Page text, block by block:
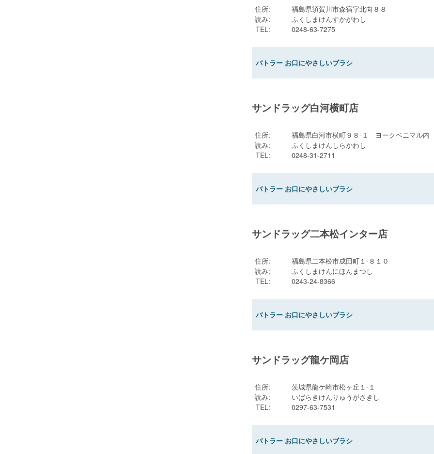
住所:
福島県須賀川市森宿字北向８８
読み:
ふくしまけんすかがわし
TEL: 0248-63-7275
バトラー お口にやさしいブラシ
サンドラッグ白河横町店
住所:
福島県白河市横町９８-１ ヨークベニマル内
読み:
ふくしまけんしらかわし
TEL: 0248-31-2711
バトラー お口にやさしいブラシ
サンドラッグ二本松インター店
住所:
福島県二本松市成田町１-８１０
読み:
ふくしまけんにほんまつし
TEL: 0243-24-8366
バトラー お口にやさしいブラシ
サンドラッグ龍ケ岡店
住所:
茨城県龍ケ崎市松ヶ丘１-１
読み:
いばらきけんりゅうがさきし
TEL: 0297-63-7531
バトラー お口にやさしいブラシ